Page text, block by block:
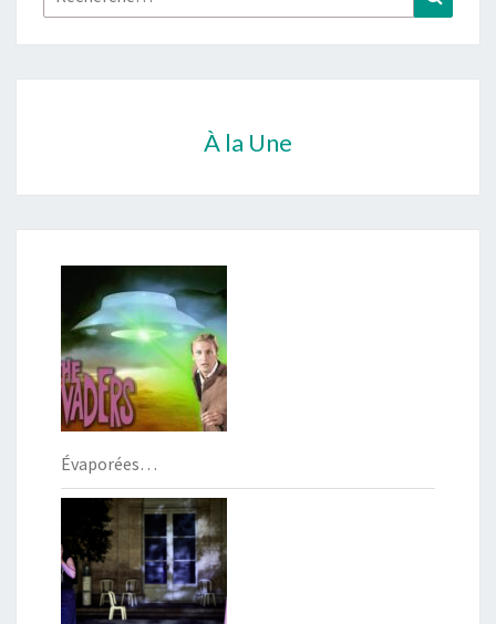
À la Une
Évaporées…